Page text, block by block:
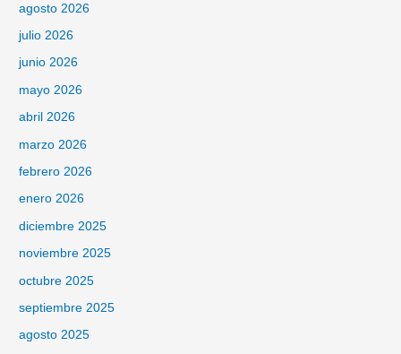
agosto 2026
julio 2026
junio 2026
mayo 2026
abril 2026
marzo 2026
febrero 2026
enero 2026
diciembre 2025
noviembre 2025
octubre 2025
septiembre 2025
agosto 2025